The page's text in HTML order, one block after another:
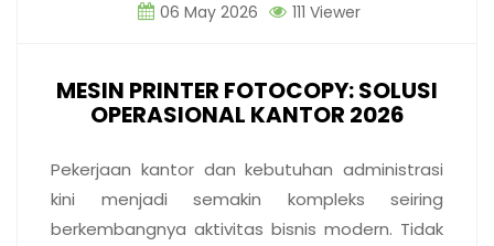
06 May 2026 111 Viewer
MESIN PRINTER FOTOCOPY: SOLUSI
OPERASIONAL KANTOR 2026
Pekerjaan kantor dan kebutuhan administrasi
kini menjadi semakin kompleks seiring
berkembangnya aktivitas bisnis modern. Tidak